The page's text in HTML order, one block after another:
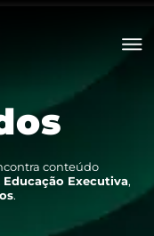
os
conteúdo
Educação Executiva,
.